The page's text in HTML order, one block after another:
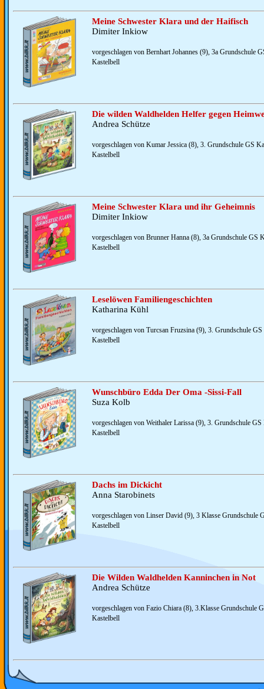
Meine Schwester Klara und der Haifisch
Dimiter Inkiow
vorgeschlagen von Bernhart Johannes (9), 3a Grundschule
Kastelbell
Die wilden Waldhelden Helfer gegen
Andrea Schütze
vorgeschlagen von Kumar Jessica (8), 3. Grundschule GS
Kastelbell
Meine Schwester Klara und ihr Geheimnis
Dimiter Inkiow
vorgeschlagen von Brunner Hanna (8), 3a Grundschule GS
Kastelbell
Leselöwen Familiengeschichten
Katharina Kühl
vorgeschlagen von Turcsan Fruzsina (9), 3. Grundschule
Kastelbell
Wunschbüro Edda Der Oma -Sissi-Fall
Suza Kolb
vorgeschlagen von Weithaler Larissa (9), 3. Grundschule GS
Kastelbell
Dachs im Dickicht
Anna Starobinets
vorgeschlagen von Linser David (9), 3 Klasse Grundschule
Kastelbell
Die Wilden Waldhelden Kanninchen in Not
Andrea Schütze
vorgeschlagen von Fazio Chiara (8), 3.Klasse Grundschule
Kastelbell